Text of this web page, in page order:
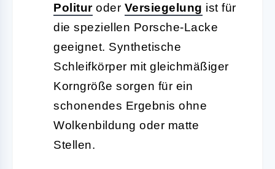
Polituroder Versiegelung ist für
die speziellen Porsche-Lacke
geeignet. Synthetische
Schleifkörper mit gleichmäßiger
Korngröße sorgen für ein
schonendes Ergebnis ohne
Wolkenbildung oder matte
Stellen.